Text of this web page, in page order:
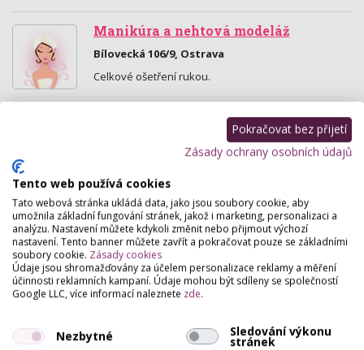
Manikúra a nehtová modeláž
Bílovecká 106/9, Ostrava
Celkové ošetření rukou.
Sokolská 1758/4 , Ostrava
Studio Rabaka, Michaela Kučmová
Polská 4 , Ostrava
PERMANENTNÍ MAKE-UP, kosmetické služby, nehtová
modeláž, piercing, krátkodobé tetování.
Francouzská 6016 , Ostrava
Pokračovat bez přijetí
Zásady ochrany osobních údajů
Tento web používá cookies
Tato webová stránka ukládá data, jako jsou soubory cookie, aby
umožnila základní fungování stránek, jakož i marketing, personalizaci a
analýzu. Nastavení můžete kdykoli změnit nebo přijmout výchozí
nastavení. Tento banner můžete zavřít a pokračovat pouze se základními
soubory cookie. Zásady cookies
Údaje jsou shromažďovány za účelem personalizace reklamy a měření
účinnosti reklamních kampaní. Údaje mohou být sdíleny se společností
Google LLC, více informací naleznete zde.
Nezbytné Sledování výkonu
stránek